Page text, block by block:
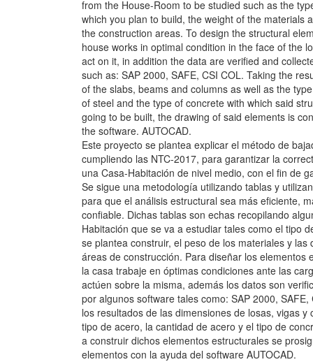
from the House-Room to be studied such as the
which you plan to build, the weight of the materials
the construction areas. To design the structural
house works in optimal condition in the face of the
act on it, in addition the data are verified and
such as: SAP 2000, SAFE, CSI COL. Taking the
of the slabs, beams and columns as well as the
of steel and the type of concrete with which said
going to be built, the drawing of said elements is
the software. AUTOCAD.
Este proyecto se plantea explicar el método de
cumpliendo las NTC-2017, para garantizar la
una Casa-Habitación de nivel medio, con el fin de
Se sigue una metodología utilizando tablas y
para que el análisis estructural sea más eficiente,
confiable. Dichas tablas son echas recopilando
Habitación que se va a estudiar tales como el tipo
se plantea construir, el peso de los materiales y las
áreas de construcción. Para diseñar los elementos
la casa trabaje en óptimas condiciones ante las
actúen sobre la misma, además los datos son
por algunos software tales como: SAP 2000, SAFE,
los resultados de las dimensiones de losas, vigas y
tipo de acero, la cantidad de acero y el tipo de
a construir dichos elementos estructurales se
elementos con la ayuda del software AUTOCAD.